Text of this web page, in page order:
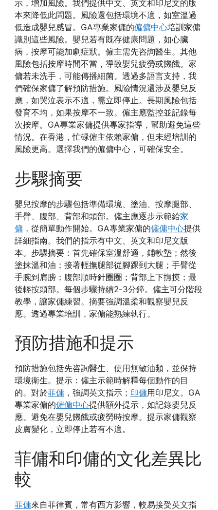
示，增加風險。我們提供中文、英文和印尼文的版
本來降低此問題。風險還包括環境不適，如室溫過
低造成嬰兒感冒。GA專業家傭的僱傭中心培訓家傭
識別這些風險。嬰兒若有既存健康問題，如心臟
病，按摩可能加劇症狀。僱主需先咨詢醫生。其他
風險包括按摩時間不當，導致嬰兒疲勞或饑餓。家
傭若未洗手，可能傳播細菌。透過多語言支持，我
們確保家傭了解預防措施。風險情況還涉及嬰兒反
應，如哭泣表示不適，需立即停止。長期風險包括
發育不均，如果按摩不一致。僱主應監控並記錄每
次按摩。GA專業家傭提供專家指導，幫助避免這些
情況。在香港，忙碌僱主依賴家傭，但未經培訓的
風險更高。選擇我們的僱傭中心，可確保安全。
步驟摘要
嬰兒按摩的步驟包括準備環境、塗油、按摩腿部、
手臂、腹部、背部和頭部。僱主應逐步示範給家
傭 ，從簡單動作開始。GA專業家傭的僱傭中心提供
詳細指南。我們的指示有中文、英文和印尼文版
本。步驟摘要：首先確保室溫舒適，鋪軟墊；然後
塗抹溫和油；接著輕撫腿部從腳踝到大腿；手臂從
手腕到肩膀；腹部順時針圈圈；背部上下撫摸；最
後輕按頭部。每個步驟持續2-3分鐘。僱主可分階段
教學，讓家傭練習。摘要強調溫柔和觀察嬰兒反
應。透過專業培訓，家傭能熟練執行。
預防措施和提示
預防措施包括先咨詢醫生、使用無敏油類，並保持
環境衛生。提示：僱主示範時解釋每個動作的目
的。對於菲傭 ，強調英文指示； 印傭用印尼文。GA
專業家傭的僱傭中心提供額外提示，如記錄嬰兒反
應。避免在嬰兒饑餓或疲勞時按摩。提示家傭觀察
皮膚變化，立即停止若有不適。
菲傭和印傭的文化差異比
較
菲傭來自菲律賓，常有西方影響，較易接受英文指